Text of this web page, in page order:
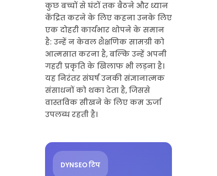
कुछ बच्चों से घंटों तक बैठने और ध्यान
केंद्रित करने के लिए कहना उनके लिए
एक दोहरी कार्यभार थोपने के समान
है: उन्हें न केवल शैक्षणिक सामग्री को
आत्मसात करना है, बल्कि उन्हें अपनी
गहरी प्रकृति के खिलाफ भी लड़ना है।
यह निरंतर संघर्ष उनकी संज्ञानात्मक
संसाधनों को थका देता है, जिससे
वास्तविक सीखने के लिए कम ऊर्जा
उपलब्ध रहती है।
DYNSEO टिप